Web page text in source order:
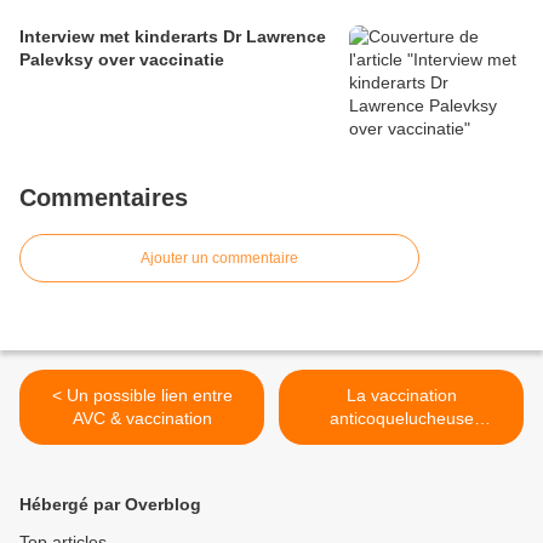
Interview met kinderarts Dr Lawrence
Palevksy over vaccinatie
Commentaires
Ajouter un commentaire
< Un possible lien entre
AVC & vaccination
La vaccination
anticoquelucheuse
augmente la colonisation
Hébergé par Overblog